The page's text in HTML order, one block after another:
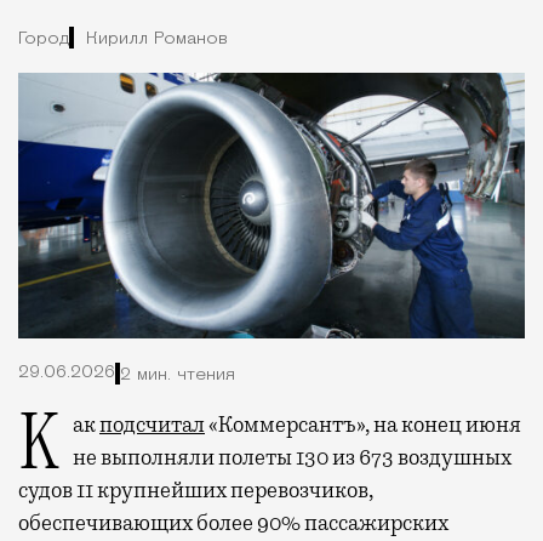
Город Кирилл Романов
29.06.2026 2 мин. чтения
Какподсчитал«Коммерсантъ», на конец июня
не выполняли полеты 130 из 673 воздушных
судов 11 крупнейших перевозчиков,
обеспечивающих более 90% пассажирских